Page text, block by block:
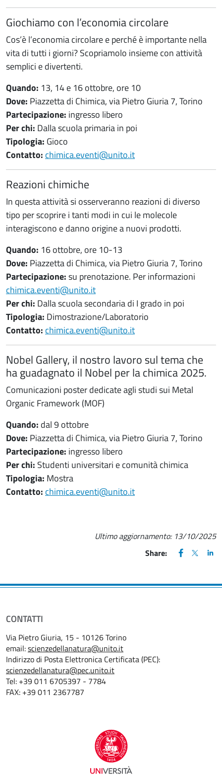
Giochiamo con l’economia circolare
Cos’è l’economia circolare e perché è importante nella
vita di tutti i giorni? Scopriamolo insieme con attività
semplici e divertenti.
Quando: 13, 14 e 16 ottobre, ore 10
Dove: Piazzetta di Chimica, via Pietro Giuria 7, Torino
Partecipazione: ingresso libero
Per chi: Dalla scuola primaria in poi
Tipologia: Gioco
Contatto: chimica.eventi@unito.it
Reazioni chimiche
In questa attività si osserveranno reazioni di diverso
tipo per scoprire i tanti modi in cui le molecole
interagiscono e danno origine a nuovi prodotti.
Quando: 16 ottobre, ore 10-13
Dove: Piazzetta di Chimica, via Pietro Giuria 7, Torino
Partecipazione:su prenotazione. Per informazioni
chimica.eventi@unito.it
Per chi: Dalla scuola secondaria di I grado in poi
Tipologia: Dimostrazione/Laboratorio
Contatto: chimica.eventi@unito.it
Nobel Gallery, il nostro lavoro sul tema che
ha guadagnato il Nobel per la chimica 2025.
Comunicazioni poster dedicate agli studi sui Metal
Organic Framework (MOF)
Quando: dal 9 ottobre
Dove: Piazzetta di Chimica, via Pietro Giuria 7, Torino
Partecipazione: ingresso libero
Per chi: Studenti universitari e comunità chimica
Tipologia: Mostra
Contatto: chimica.eventi@unito.it
Ultimo aggiornamento: 13/10/2025
Share:
FACEBOOK
(apre una
X
(apre
CONTATTI
Via Pietro Giuria, 15 - 10126 Torino
email:scienzedellanatura@unito.it
Indirizzo di Posta Elettronica Certificata (PEC):
scienzedellanatura@pec.unito.it
Tel: +39 011 6705397 - 7784
FAX: +39 011 2367787